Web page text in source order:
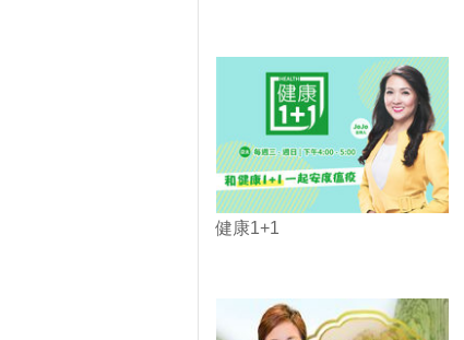
健康1+1